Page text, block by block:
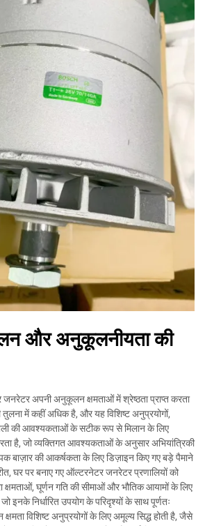
और अनुकूलनीयता की
जनरेटर अपनी अनुकूलन क्षमताओं में श्रेष्ठता प्राप्त करता
तुलना में कहीं अधिक है, और यह विशिष्ट अनुप्रयोगों,
की आवश्यकताओं के सटीक रूप से मिलान के लिए
है, जो व्यक्तिगत आवश्यकताओं के अनुसार अभियांत्रिकी
बाज़ार की आकर्षकता के लिए डिज़ाइन किए गए बड़े पैमाने
घर पर बनाए गए ऑल्टरनेटर जनरेटर प्रणालियों को
क्षमताओं, घूर्णन गति की सीमाओं और भौतिक आयामों के लिए
इनके निर्धारित उपयोग के परिदृश्यों के साथ पूर्णतः
विशिष्ट अनुप्रयोगों के लिए अमूल्य सिद्ध होती है, जैसे